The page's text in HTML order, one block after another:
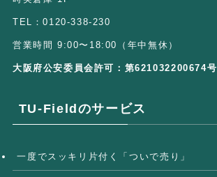
TEL：0120-338-230
営業時間 9:00〜18:00（年中無休）
大阪府公安委員会許可：第621032200674号
TU-Fieldのサービス
一度でスッキリ片付く「ついで売り」